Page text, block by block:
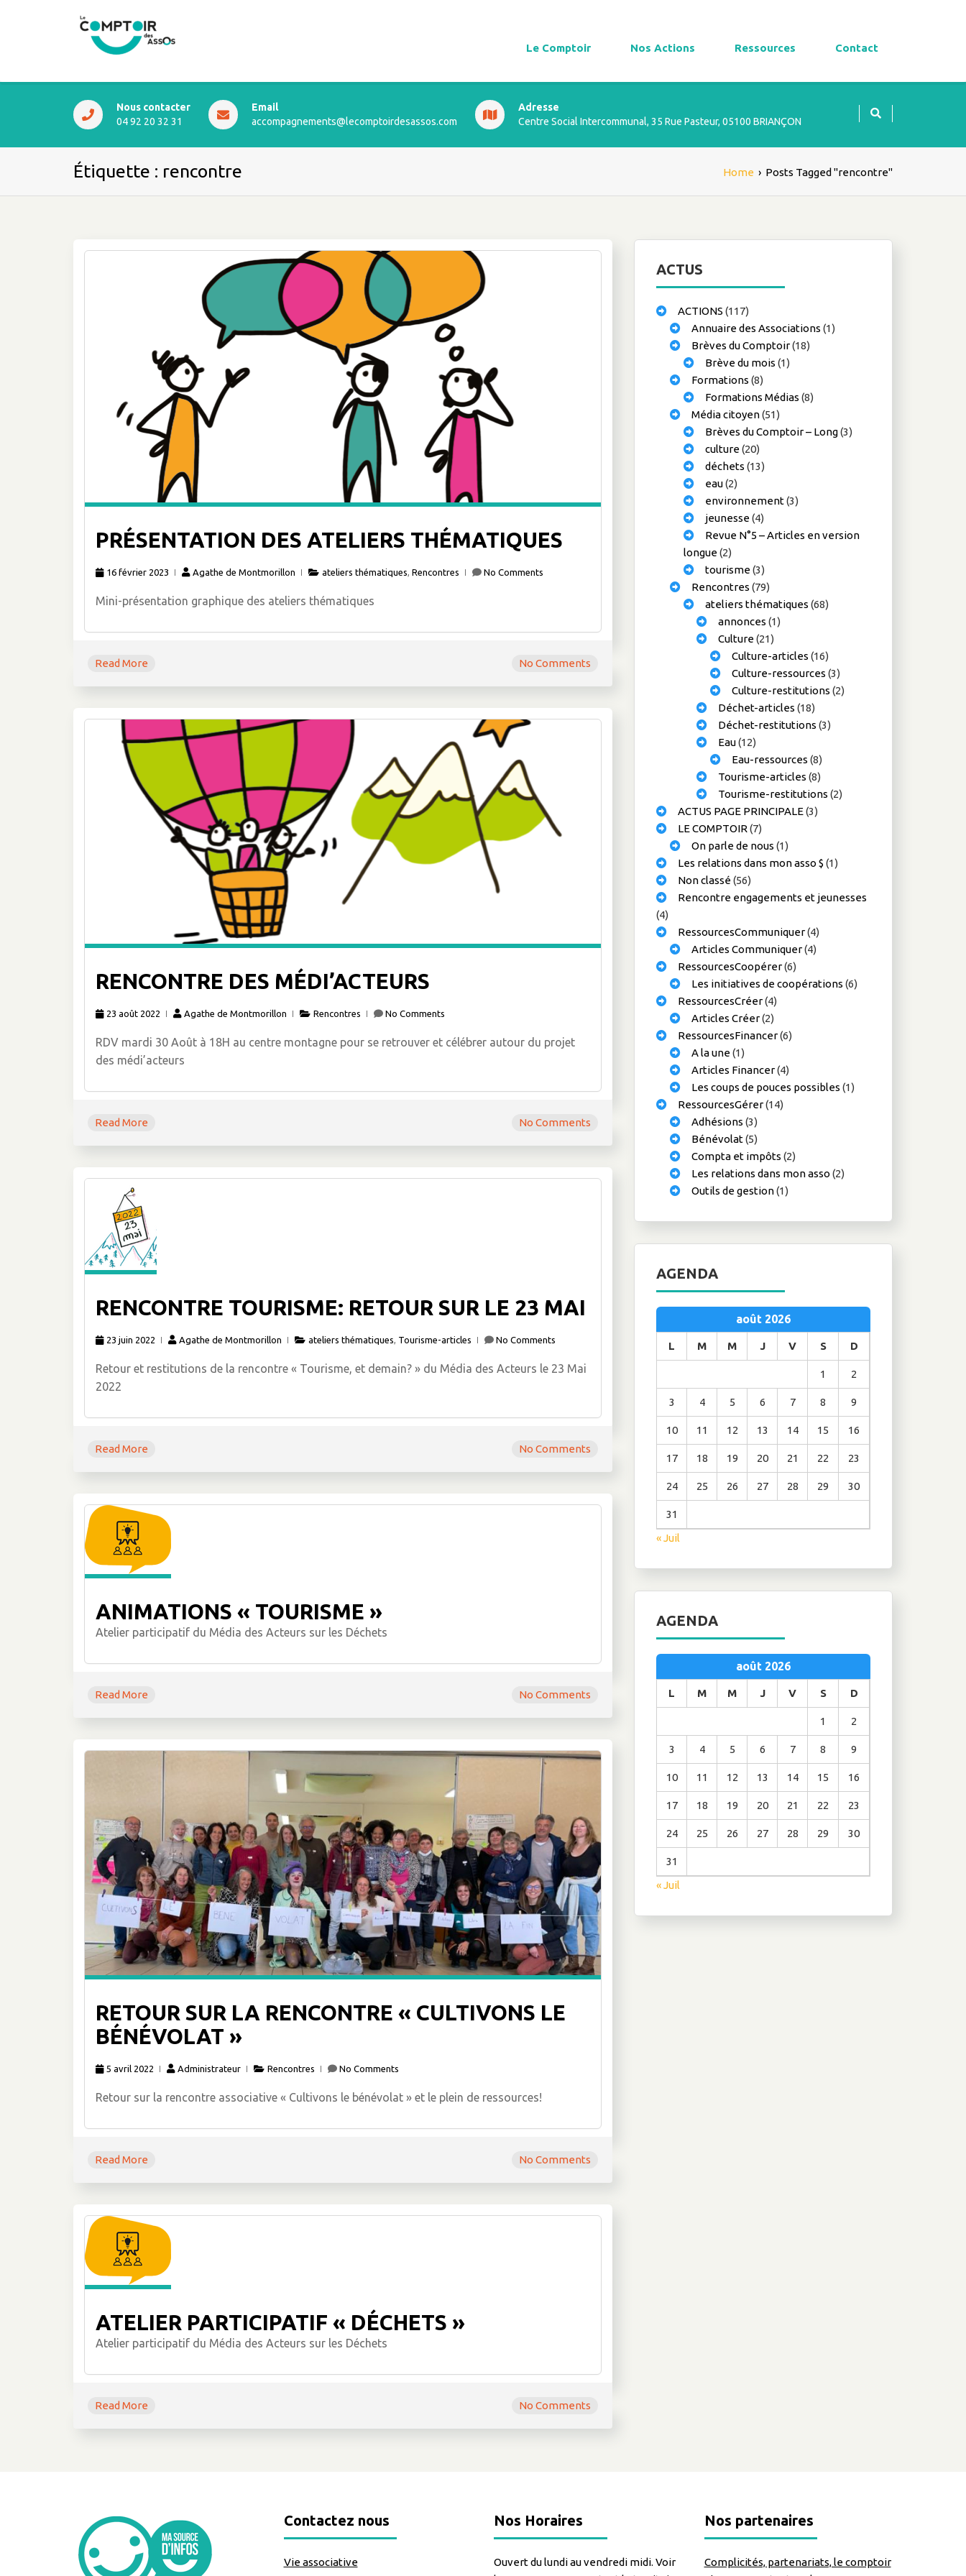
Le Comptoir Nos Actions Ressources Contact
Nous contacter
04 92 20 32 31
Email
accompagnements@lecomptoirdesassos.com
Adresse
Centre Social Intercommunal, 35 Rue Pasteur, 05100 BRIANÇON
Étiquette : rencontre Home › Posts Tagged "rencontre"
PRÉSENTATION DES ATELIERS THÉMATIQUES
16 février 2023 Agathe de Montmorillon ateliers thématiques, Rencontres No Comments
Mini-présentation graphique des ateliers thématiques
Read More No Comments
RENCONTRE DES MÉDI’ACTEURS
23 août 2022 Agathe de Montmorillon Rencontres No Comments
RDV mardi 30 Août à 18H au centre montagne pour se retrouver et célébrer autour du projet
des médi’acteurs
Read More No Comments
RENCONTRE TOURISME: RETOUR SUR LE 23 MAI
23 juin 2022 Agathe de Montmorillon ateliers thématiques, Tourisme-articles No Comments
Retour et restitutions de la rencontre « Tourisme, et demain? » du Média des Acteurs le 23 Mai
2022
Read More No Comments
ANIMATIONS « TOURISME »
Atelier participatif du Média des Acteurs sur les Déchets
Read More No Comments
RETOUR SUR LA RENCONTRE « CULTIVONS LE
BÉNÉVOLAT »
5 avril 2022 Administrateur Rencontres No Comments
Retour sur la rencontre associative « Cultivons le bénévolat » et le plein de ressources!
Read More No Comments
ATELIER PARTICIPATIF « DÉCHETS »
Atelier participatif du Média des Acteurs sur les Déchets
Read More No Comments
ACTUS
ACTIONS (117)
Annuaire des Associations (1)
Brèves du Comptoir(18)
Brève du mois (1)
Formations (8)
Formations Médias (8)
Média citoyen(51)
Brèves du Comptoir – Long(3)
culture(20)
déchets (13)
eau(2)
environnement(3)
jeunesse(4)
Revue N°5 – Articles en version
longue(2)
tourisme(3)
Rencontres (79)
ateliers thématiques (68)
annonces (1)
Culture(21)
Culture-articles (16)
Culture-ressources (3)
Culture-restitutions (2)
Déchet-articles (18)
Déchet-restitutions (3)
Eau(12)
Eau-ressources (8)
Tourisme-articles (8)
Tourisme-restitutions (2)
ACTUS PAGE PRINCIPALE(3)
LE COMPTOIR (7)
On parle de nous (1)
Les relations dans mon asso $ (1)
Non classé(56)
Rencontre engagements et jeunesses
(4)
RessourcesCommuniquer(4)
Articles Communiquer(4)
RessourcesCoopérer(6)
Les initiatives de coopérations (6)
RessourcesCréer(4)
Articles Créer(2)
RessourcesFinancer(6)
A la une(1)
Articles Financer(4)
Les coups de pouces possibles (1)
RessourcesGérer(14)
Adhésions (3)
Bénévolat(5)
Compta et impôts (2)
Les relations dans mon asso (2)
Outils de gestion(1)
AGENDA
août 2026
L M M J V S D
1 2
3 4 5 6 7 8 9
10 11 12 13 14 15 16
17 18 19 20 21 22 23
24 25 26 27 28 29 30
31
« Juil
AGENDA
août 2026
L M M J V S D
1 2
3 4 5 6 7 8 9
10 11 12 13 14 15 16
17 18 19 20 21 22 23
24 25 26 27 28 29 30
31
« Juil
Contactez nous
Vie associative
Nos Horaires
Ouvert du lundi au vendredi midi. Voir
Nos partenaires
Complicités, partenariats, le comptoir